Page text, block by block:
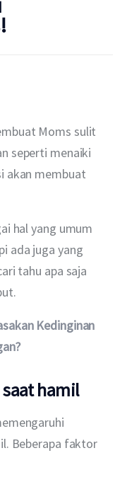
Moms sulit
seperti menaiki
akan membuat
hal yang umum
ada juga yang
tahu apa saja
Kedinginan
hamil
Beberapa faktor